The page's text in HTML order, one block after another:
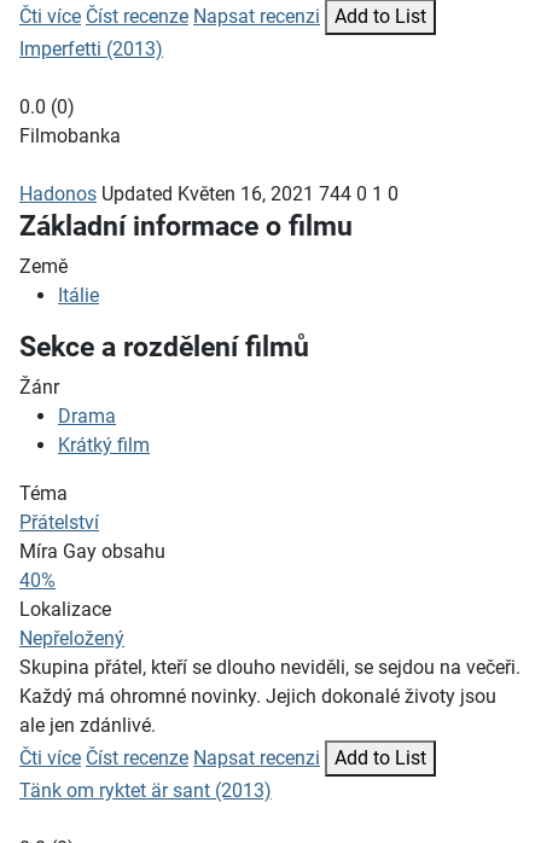
Čti více Číst recenze Napsat recenzi
Add to List
Imperfetti (2013)
0.0 (0)
Filmobanka
Hadonos Updated Květen 16, 2021 744 0 1 0
Základní informace o filmu
Země
Itálie
Sekce a rozdělení filmů
Žánr
Drama
Krátký film
Téma
Přátelství
Míra Gay obsahu
40%
Lokalizace
Nepřeložený
Skupina přátel, kteří se dlouho neviděli, se sejdou na večeři.
Každý má ohromné novinky. Jejich dokonalé životy jsou
ale jen zdánlivé.
Čti více Číst recenze Napsat recenzi
Add to List
Tänk om ryktet är sant (2013)